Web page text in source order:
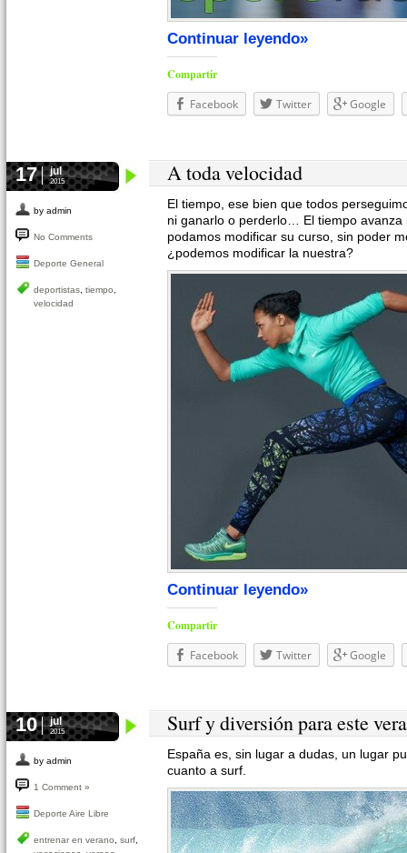
Continuar leyendo»
Compartir
Facebook
Twitter Google
17 jul
2015
by admin
No Comments
Deporte General
deportistas tiempo
velocidad
A toda velocidad
El tiempo, ese bien que todos
ni ganarlo o perderlo… El tiempo avanza
podamos modificar su curso, sin poder
¿podemos modificar la nuestra?
Continuar leyendo»
Compartir
Facebook
Twitter Google
10 jul
2015
by admin
1 Comment »
Deporte Aire Libre
entrenar en verano surf
Surf y diversión para este
España es, sin lugar a dudas, un lugar
cuanto a surf.